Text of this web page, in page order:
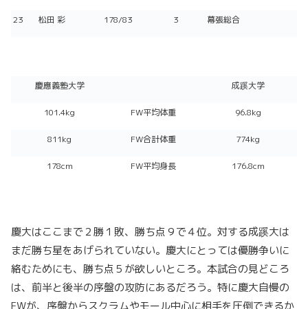
23 松田 彩 178/83 3 幕張総合
慶應義塾大学 成蹊大学
101.4kg FW平均体重 96.8kg
811kg FW合計体重 774kg
178cm FW平均身長 176.8cm
慶大はここまで２勝１敗、勝ち点９で４位。対する成蹊大は
まだ勝ち星をあげられていない。慶大にとっては優勝争いに
絡むためにも、勝ち点５が欲しいところ。本試合の見どころ
は、前半と後半の序盤の攻防にあるだろう。特に慶大自慢の